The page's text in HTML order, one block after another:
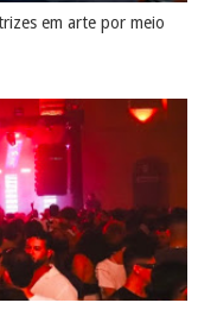
em arte por meio